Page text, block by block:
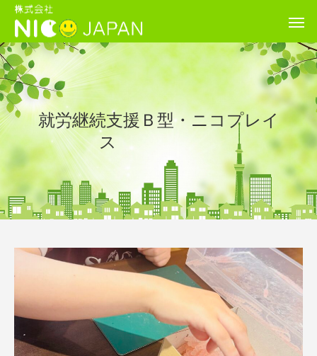
就労継続支援Ｂ型・ニコプレイ
ス